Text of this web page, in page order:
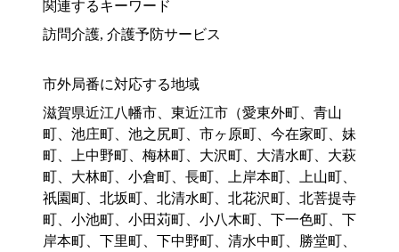
関連するキーワード
訪問介護, 介護予防サービス
市外局番に対応する地域
滋賀県近江八幡市、東近江市（愛東外町、青山
町、池庄町、池之尻町、市ヶ原町、今在家町、妹
町、上中野町、梅林町、大沢町、大清水町、大萩
町、大林町、小倉町、長町、上岸本町、上山町、
祇園町、北坂町、北清水町、北花沢町、北菩提寺
町、小池町、小田苅町、小八木町、下一色町、下
岸本町、下里町、下中野町、清水中町、勝堂町、